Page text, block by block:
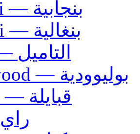
Punjabi — بنجابية
Bengali — بنغالية
Tamil — التاميل
Bollywood — بوليوودية
Kabyle — قبايلة
Rai — راي